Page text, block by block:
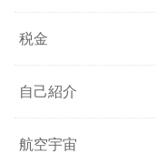
税金
自己紹介
航空宇宙